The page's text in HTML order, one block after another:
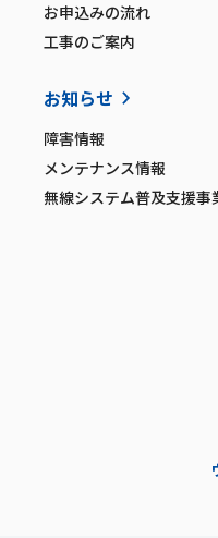
お申込みの流れ
工事のご案内
お知らせ
障害情報
メンテナンス情報
無線システム普及支援事